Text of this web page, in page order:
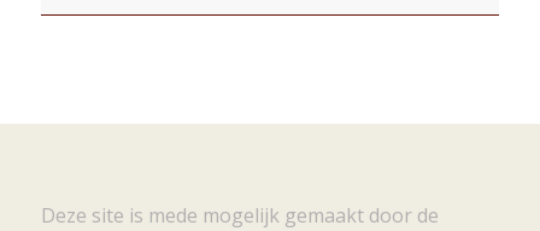
Deze site is mede mogelijk gemaakt door de